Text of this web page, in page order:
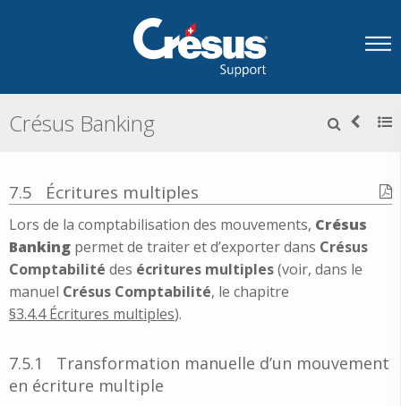
Crésus Banking
7.5 Écritures multiples
Lors de la comptabilisation des mouvements, Crésus
Banking permet de traiter et d’exporter dans Crésus
Comptabilité des écritures multiples(voir, dans le
manuel Crésus Comptabilité, le chapitre
§3.4.4 Écritures multiples).
7.5.1
Transformation manuelle d’un mouvement
en écriture multiple